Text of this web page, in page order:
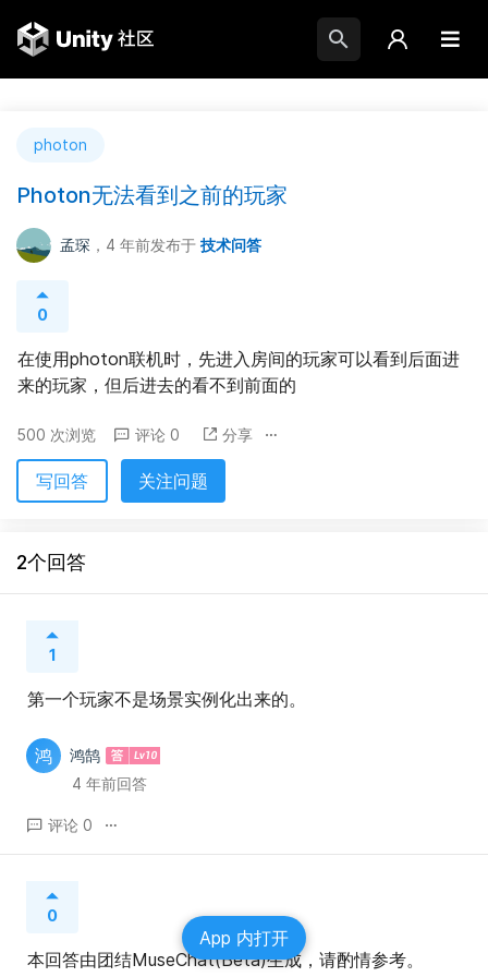
photon
Photon无法看到之前的玩家
孟琛 ，4 年前发布于 技术问答
0
在使用photon联机时，先进入房间的玩家可以看到后面进
来的玩家，但后进去的看不到前面的
500 次浏览 评论 0 分享
写回答 关注问题
2个回答
1
第一个玩家不是场景实例化出来的。
鸿
鸿鹄
4 年前回答
评论 0
0
本回答由团结MuseChat(Beta)生成，请酌情参考。
App 内打开